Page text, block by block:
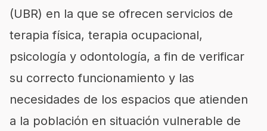
(UBR) en la que se ofrecen servicios de
terapia física, terapia ocupacional,
psicología y odontología, a fin de verificar
su correcto funcionamiento y las
necesidades de los espacios que atienden
a la población en situación vulnerable de